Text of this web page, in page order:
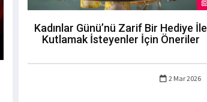
Kadınlar Günü’nü Zarif Bir Hediye İle
Kutlamak İsteyenler İçin Öneriler
2 Mar 2026